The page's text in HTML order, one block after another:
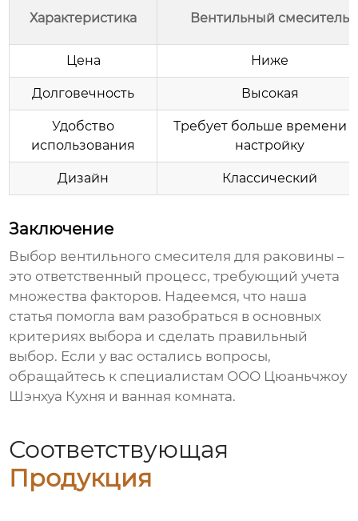
Характеристика Вентильный смеситель
Цена Ниже
Долговечность Высокая
Удобство
использования
Требует больше времени
настройку
Дизайн Классический
Заключение
Выбор вентильного смесителя для раковины –
это ответственный процесс, требующий учета
множества факторов. Надеемся, что наша
статья помогла вам разобраться в основных
критериях выбора и сделать правильный
выбор. Если у вас остались вопросы,
обращайтесь к специалистам ООО Цюаньчжоу
Шэнхуа Кухня и ванная комната.
Соответствующая
Продукция